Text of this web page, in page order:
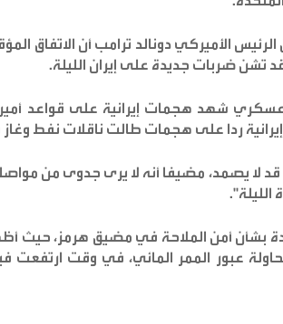
الأميركي دونالد ترامب أن الاتفاق
تشن ضربات جديدة على إيران الليلة.
شهد هجمات إيرانية على قواعد
ردا على هجمات طالت ناقلات نفط
قد لا يصمد، مضيفا أنه لا يرى جدوى من
الليلة".
بشأن أمن الملاحة في مضيق هرمز، حيث
عبور الممر المائي، في وقت ارتفعت